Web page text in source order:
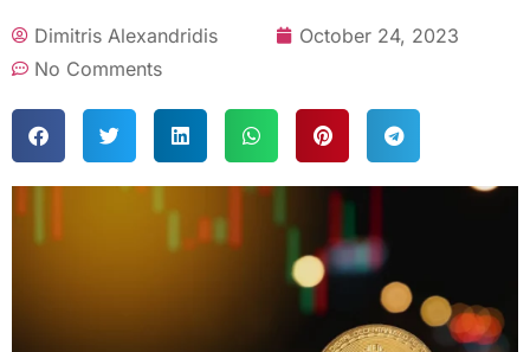
Dimitris Alexandridis
October 24, 2023
No Comments